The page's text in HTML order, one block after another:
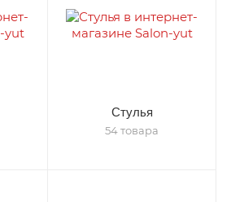
Стулья
54 товара